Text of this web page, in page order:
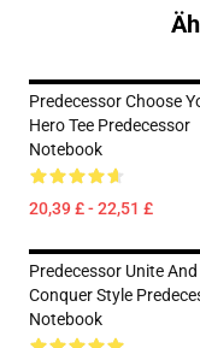
Predecessor Choose
Hero Tee Predecessor
Notebook
20,39 £ - 22,51 £
Predecessor Unite And
Conquer Style
Notebook